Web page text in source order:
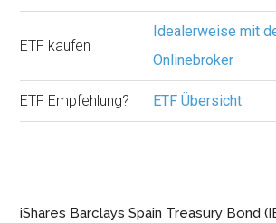
ETF kaufen
Idealerweise mit
Onlinebroker
ETF Empfehlung? ETF Übersicht
iShares Barclays Spain Treasury Bond